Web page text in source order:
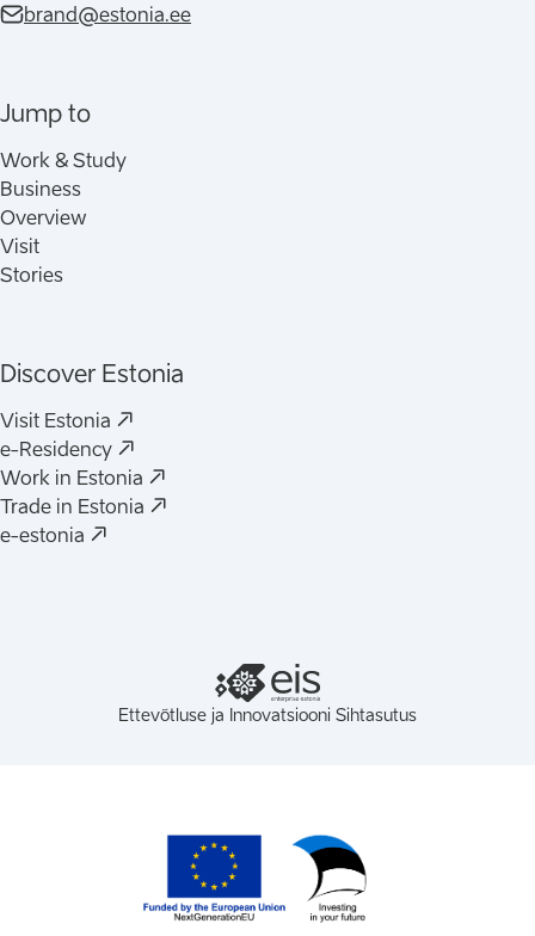
brand@estonia.ee
Jump to
Work & Study
Business
Overview
Visit
Stories
Discover Estonia
Visit Estonia (
e-Residency
(
Work in Estonia
(
Trade in Estonia
(
e-estonia
(
Ettevõtluse ja Innovatsiooni Sihtasutus